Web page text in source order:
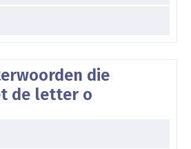
die
de letter o